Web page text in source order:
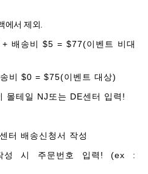
에서 제외.
배송비 $5 = $77(이벤트 비대
비 $0 = $75(이벤트 대상)
몰테일 NJ또는 DE센터 입력!
터 배송신청서 작성
성 시 주문번호 입력! (ex :